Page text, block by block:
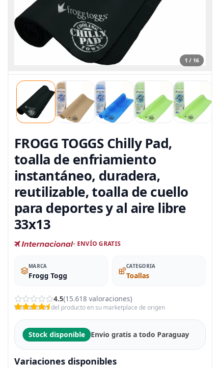
1 / 16
FROGG TOGGS Chilly Pad,
toalla de enfriamiento
instantáneo, duradera,
reutilizable, toalla de cuello
para deportes y al aire libre
33x13
- ENVÍO GRATIS
MARCA
Frogg Togg
CATEGORIA
Toallas
4.5(15.618 valoraciones)
Valoraciones del producto en su marketplace de origen
Stock disponible Envio gratis a todo Paraguay
Variaciones disponibles